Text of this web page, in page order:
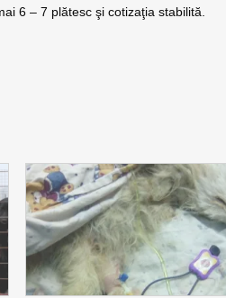
6 – 7 plătesc şi cotizaţia stabilită.